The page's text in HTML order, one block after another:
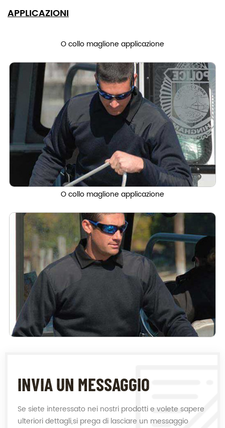
APPLICAZIONI
O collo maglione applicazione
O collo maglione applicazione
INVIA UN MESSAGGIO
Se siete interessato nei nostri prodotti e volete sapere
ulteriori dettagli,si prega di lasciare un messaggio